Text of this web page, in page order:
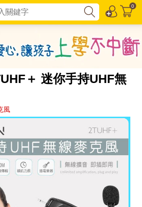
0
＋ 迷你手持UHF無
風